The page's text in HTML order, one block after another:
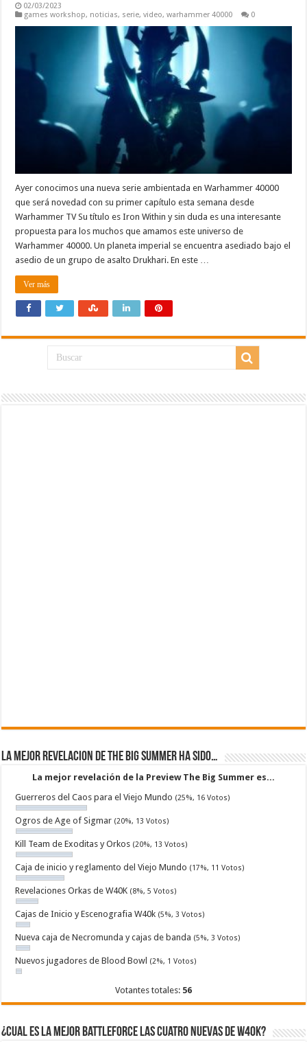
02/03/2023
games workshop, noticias, serie,video,warhammer 40000 0
Ayer conocimos una nueva serie ambientada en Warhammer 40000
que será novedad con su primer capítulo esta semana desde
Warhammer TV Su título es Iron Within y sin duda es una interesante
propuesta para los muchos que amamos este universo de
Warhammer 40000. Un planeta imperial se encuentra asediado bajo el
asedio de un grupo de asalto Drukhari. En este …
Ver más
La mejor revelacion de The Big Summer ha sido…
La mejor revelación de la Preview The Big Summer es...
Guerreros del Caos para el Viejo Mundo (25%, 16 Votos)
Ogros de Age of Sigmar (20%, 13 Votos)
Kill Team de Exoditas y Orkos (20%, 13 Votos)
Caja de inicio y reglamento del Viejo Mundo (17%, 11 Votos)
Revelaciones Orkas de W40K (8%, 5 Votos)
Cajas de Inicio y Escenografia W40k (5%, 3 Votos)
Nueva caja de Necromunda y cajas de banda (5%, 3 Votos)
Nuevos jugadores de Blood Bowl (2%, 1 Votos)
Votantes totales: 56
¿Cual es la mejor Battleforce las cuatro nuevas de W40k?